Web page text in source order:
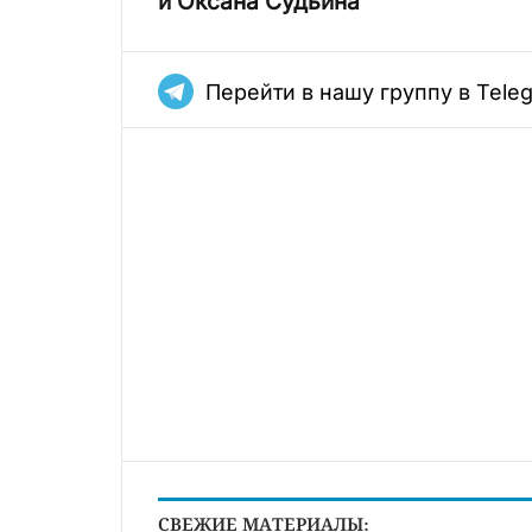
Перейти в нашу группу в
СВЕЖИЕ МАТЕРИАЛЫ: